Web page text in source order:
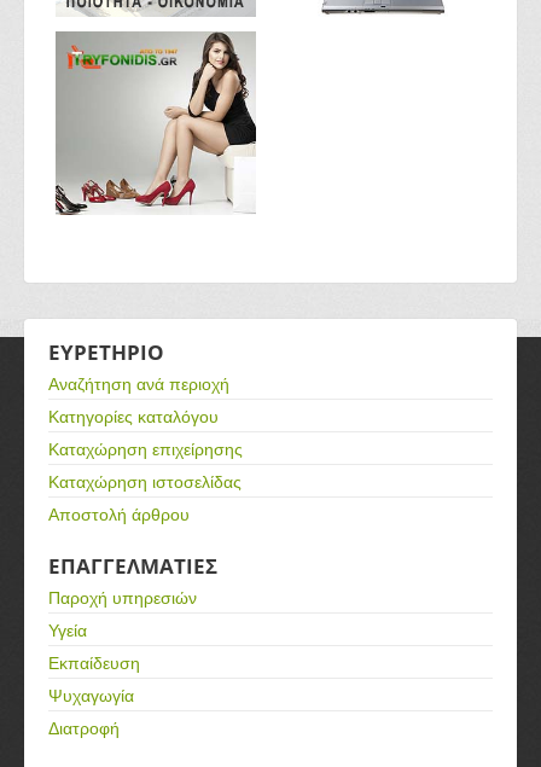
ΕΥΡΕΤΗΡΙΟ
Αναζήτηση ανά περιοχή
Κατηγορίες καταλόγου
Καταχώρηση επιχείρησης
Καταχώρηση ιστοσελίδας
Αποστολή άρθρου
ΕΠΑΓΓΕΛΜΑΤΙΕΣ
Παροχή υπηρεσιών
Υγεία
Εκπαίδευση
Ψυχαγωγία
Διατροφή